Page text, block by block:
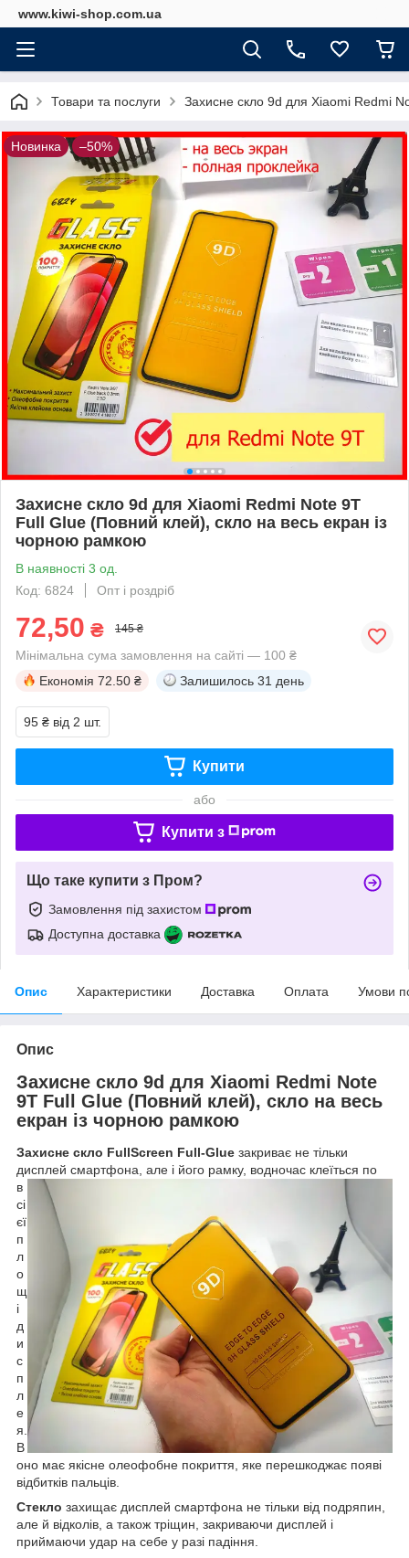
www.kiwi-shop.com.ua
Товари та послуги Захисне скло 9d для Xiaomi Redmi
Новинка –50%
Захисне скло 9d для Xiaomi Redmi Note 9T
Full Glue (Повний клей), скло на весь екран із
чорною рамкою
В наявності 3 од.
Код: 6824
Опт і роздріб
72,50 ₴ 145 ₴
Мінімальна сума замовлення на сайті — 100 ₴
Економія 72.50 ₴ Залишилось 31 день
95 ₴ від 2 шт.
Купити
або
Купити з
Що таке купити з Пром?
Замовлення під захистом
Доступна доставка
Опис Характеристики Доставка Оплата Умови
Опис
Захисне скло 9d для Xiaomi Redmi Note
9T Full Glue (Повний клей), скло на весь
екран із чорною рамкою
Захисне скло FullScreen Full-Glue закриває не тільки
дисплей смартфона, але і його рамку, водночас клеїться по
в
сі
єї
п
л
о
щ
і
д
и
с
п
л
е
я.
В
оно має якісне олеофобне покриття, яке перешкоджає появі
відбитків пальців.
Стекло захищає дисплей смартфона не тільки від подряпин,
але й відколів, а також тріщин, закриваючи дисплей і
приймаючи удар на себе у разі падіння.